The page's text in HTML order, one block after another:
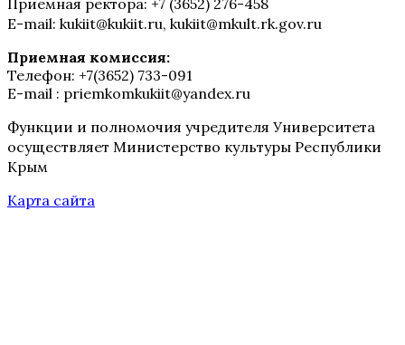
Приемная ректора: +7 (3652) 276-458
E-mail: kukiit@kukiit.ru, kukiit@mkult.rk.gov.ru
Приемная комиссия:
Телефон: +7(3652) 733-091
E-mail : priemkomkukiit@yandex.ru
Функции и полномочия учредителя Университета
осуществляет Министерство культуры Республики
Крым
Карта сайта